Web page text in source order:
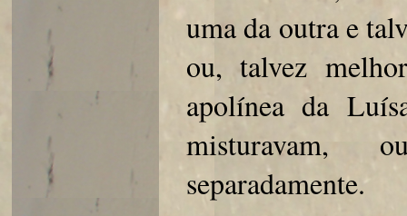
uma da outra e
ou, talvez
apolínea da
misturavam,
separadamente.